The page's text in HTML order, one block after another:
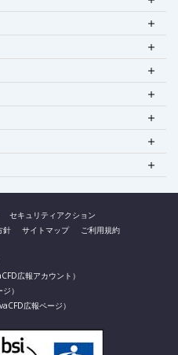
セキュリティアクション
針 サイトマップ
ご利用規約
広報アカウント）
）
広報ページ）